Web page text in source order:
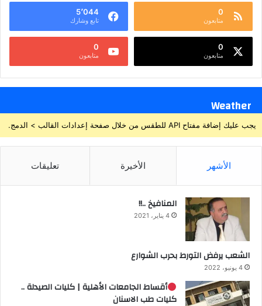
0
متابعون
5٬044
تابع وشارك
0
متابعون
0
متابعون
Weather
يجب عليك إضافة مفتاح API للطقس من خلال صفحة إعدادات القالب > الدمج.
الأشهر الأخيرة تعليقات
المنافيخ ..!!
4 يناير، 2021
الشعب يرفض التورط بحرب الشوارع
4 يونيو، 2022
أقساط الجامعات الأهلية | كليات الصيدلة ..
كليات طب الاسنان